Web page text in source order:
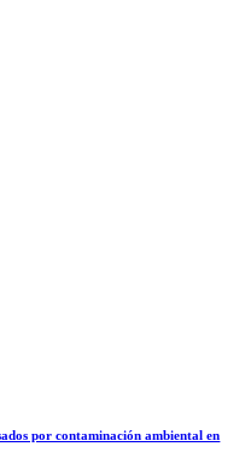
por contaminación ambiental en